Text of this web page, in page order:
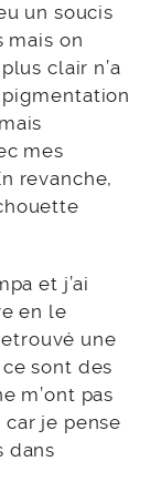
un soucis
mais on
clair n’a
mes
revanche,
et j’ai
en le
une
sont des
m’ont pas
je pense
dans